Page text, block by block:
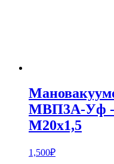
МВП3А-Уф -
М20х1,5
1,500₽